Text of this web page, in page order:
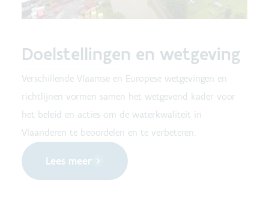
Doelstellingen en wetgeving
Verschillende Vlaamse en Europese wetgevingen en
richtlijnen vormen samen het wetgevend kader voor
het beleid en acties om de waterkwaliteit in
Vlaanderen te beoordelen en te verbeteren.
Lees meer